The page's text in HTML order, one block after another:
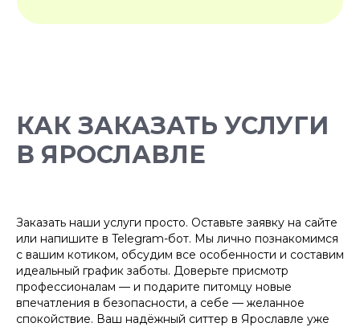
КАК ЗАКАЗАТЬ УСЛУГИ
В ЯРОСЛАВЛЕ
Заказать наши услуги просто. Оставьте заявку на сайте
или напишите в Telegram-бот. Мы лично познакомимся
с вашим котиком, обсудим все особенности и составим
идеальный график заботы. Доверьте присмотр
профессионалам — и подарите питомцу новые
впечатления в безопасности, а себе — желанное
спокойствие. Ваш надёжный ситтер в Ярославле уже
ДОВОЛЬНЫХ
ХОЗЯЕВ